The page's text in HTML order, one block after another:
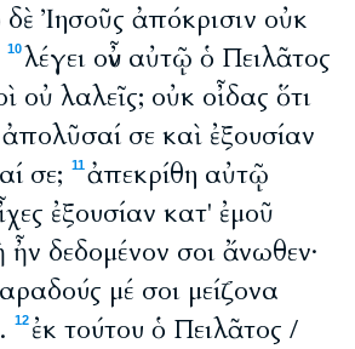
Ἰησοῦς ἀπόκρισιν οὐκ
10λέγει οὖν αὐτῷ ὁ Πειλᾶτος
οὐ λαλεῖς; οὐκ οἶδας ὅτι
σε καὶ ἐξουσίαν
σε;
11ἀπεκρίθη αὐτῷ
ἐξουσίαν κατ' ἐμοῦ
ἦν δεδομένον σοι ἄνωθεν·
μέ σοι μείζονα
12 ἐκ τούτου ὁ Πειλᾶτος /